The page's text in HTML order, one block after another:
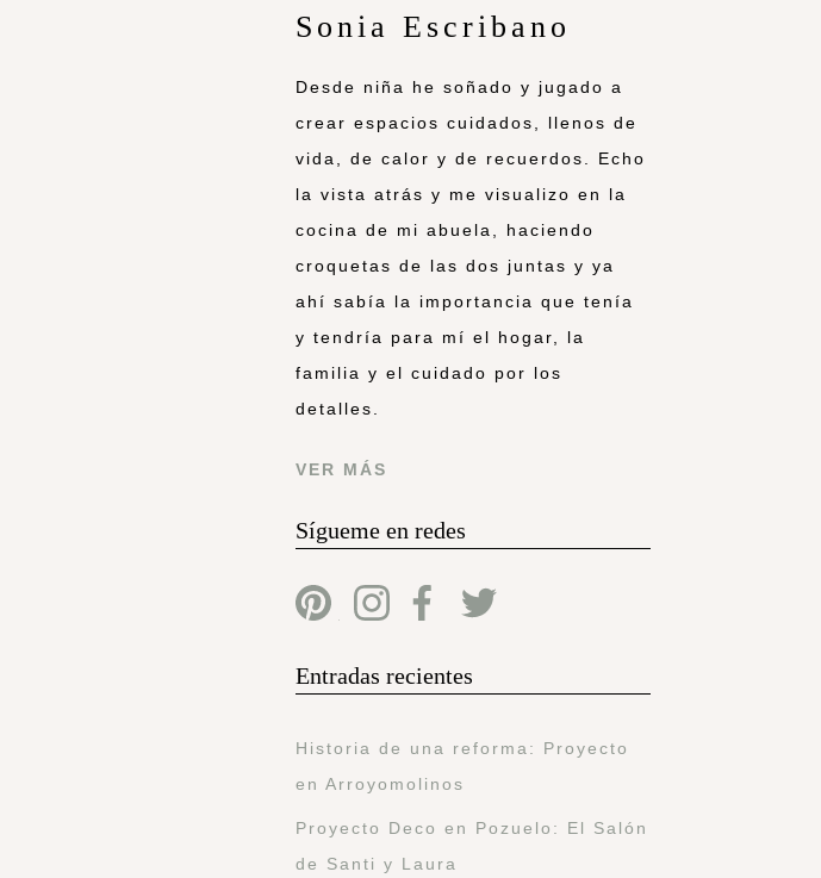
Sonia Escribano
Desde niña he soñado y jugado a
crear espacios cuidados, llenos de
vida, de calor y de recuerdos. Echo
la vista atrás y me visualizo en la
cocina de mi abuela, haciendo
croquetas de las dos juntas y ya
ahí sabía la importancia que tenía
y tendría para mí el hogar, la
familia y el cuidado por los
detalles.
VER MÁS
Sígueme en redes
Entradas recientes
Historia de una reforma: Proyecto
en Arroyomolinos
Proyecto Deco en Pozuelo: El Salón
de Santi y Laura